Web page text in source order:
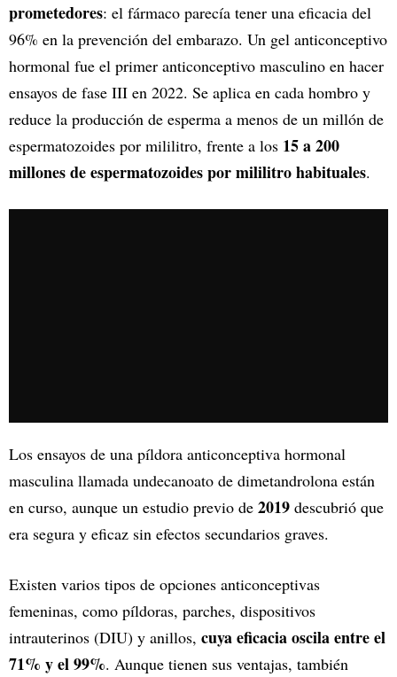
prometedores: el fármaco parecía tener una eficacia del
96% en la prevención del embarazo. Un gel anticonceptivo
hormonal fue el primer anticonceptivo masculino en hacer
ensayos de fase III en 2022. Se aplica en cada hombro y
reduce la producción de esperma a menos de un millón de
espermatozoides por mililitro, frente a los 15 a 200
millones de espermatozoides por mililitro habituales.
Los ensayos de una píldora anticonceptiva hormonal
masculina llamada undecanoato de dimetandrolona están
en curso, aunque un estudio previo de 2019 descubrió que
era segura y eficaz sin efectos secundarios graves.
Existen varios tipos de opciones anticonceptivas
femeninas, como píldoras, parches, dispositivos
intrauterinos (DIU) y anillos, cuya eficacia oscila entre el
71% y el 99%. Aunque tienen sus ventajas, también